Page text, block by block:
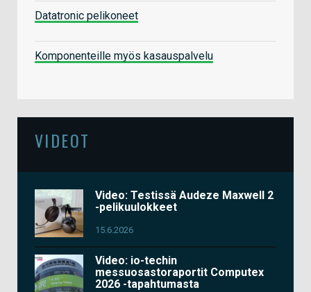
Datatronic pelikoneet
Komponenteille myös kasauspalvelu
VIDEOT
Video: Testissä Audeze Maxwell 2
-pelikuulokkeet
15.6.2026
Video: io-techin
messuosastoraportit Computex
2026 -tapahtumasta